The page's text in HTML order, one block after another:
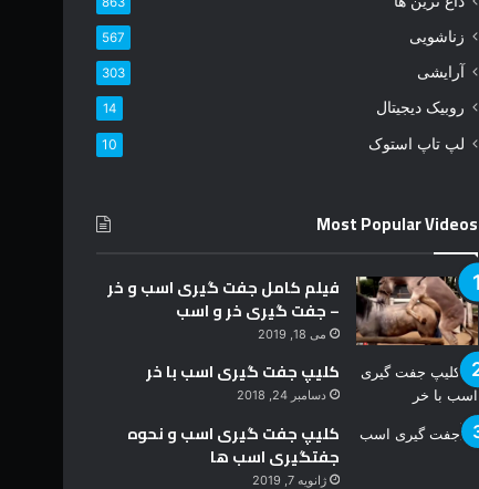
ر
د
ن
ی
زناشویی 567
آرایشی 303
روبیک دیجیتال 14
لپ تاپ استوک 10
Most Popular Videos
فیلم کامل جفت گیری اسب و خر
– جفت گیری خر و اسب
می 18, 2019
کلیپ جفت گیری اسب با خر
دسامبر 24, 2018
کلیپ جفت گیری اسب و نحوه
جفتگیری اسب ها
ژانویه 7, 2019